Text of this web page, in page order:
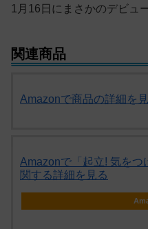
1月16日にまさかのデビュ
関連商品
Amazonで商品の詳細を
Amazonで「起立! 気をつ
関する詳細を見る